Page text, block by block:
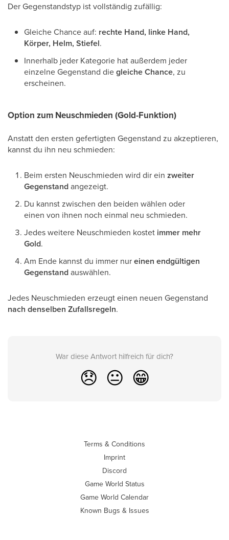
Der Gegenstandstyp ist vollständig zufällig:
Gleiche Chance auf: rechte Hand, linke Hand,
Körper, Helm, Stiefel.
Innerhalb jeder Kategorie hat außerdem jeder
einzelne Gegenstand diegleiche Chance, zu
erscheinen.
Option zum Neuschmieden (Gold-Funktion)
Anstatt den ersten gefertigten Gegenstand zu akzeptieren,
kannst du ihn neu schmieden:
Beim ersten Neuschmieden wird dir ein zweiter
Gegenstandangezeigt.
Du kannst zwischen den beiden wählen oder
einen von ihnen noch einmal neu schmieden.
Jedes weitere Neuschmieden kostet immer mehr
Gold.
Am Ende kannst du immer nureinen endgültigen
Gegenstandauswählen.
Jedes Neuschmieden erzeugt einen neuen Gegenstand
nach denselben Zufallsregeln.
War diese Antwort hilfreich für dich?
😞 😐 😁
Terms & Conditions
Imprint
Discord
Game World Status
Game World Calendar
Known Bugs & Issues